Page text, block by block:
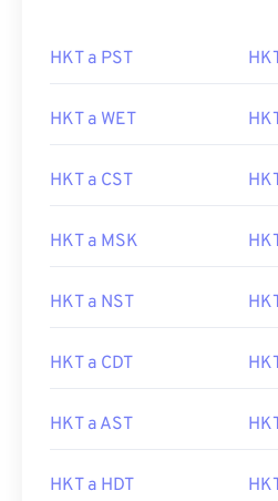
HKT a PST
HKT a WET
HKT a CST
HKT a MSK
HKT a NST
HKT a CDT
HKT a AST
HKT a HDT